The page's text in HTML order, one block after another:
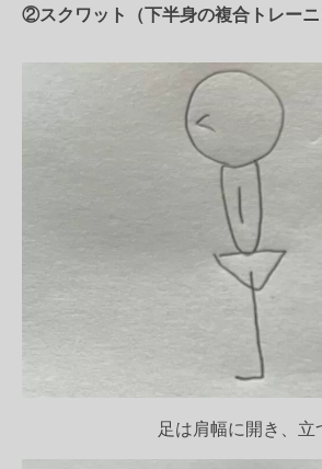
②スクワット（下半身の複合トレーニ
足は肩幅に開き、立